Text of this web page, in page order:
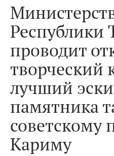
Республики
проводит
творческий
лучший
памятника
советскому
Кариму